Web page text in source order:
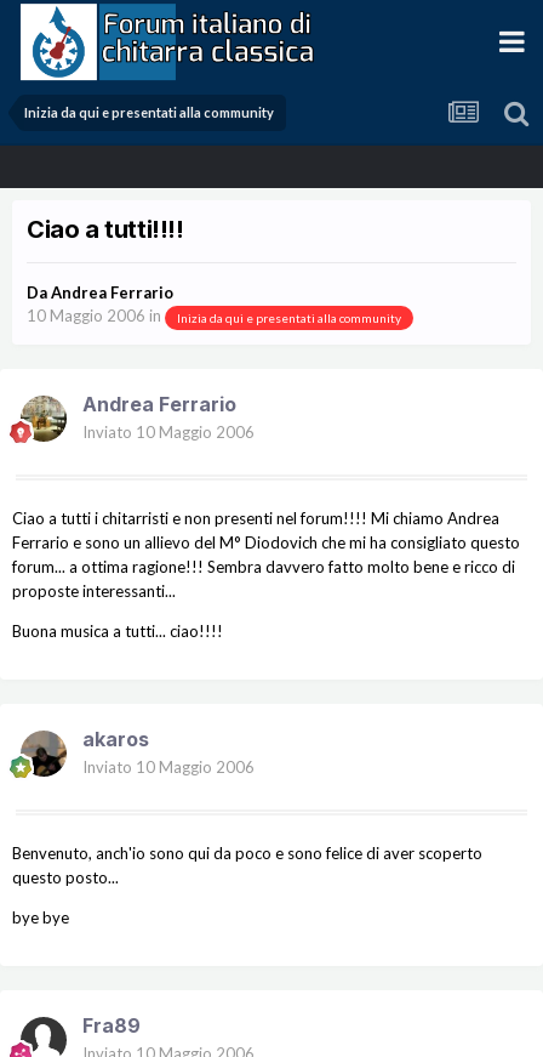
Inizia da qui e presentati alla community
Ciao a tutti!!!!
DaAndrea Ferrario
10 Maggio 2006 in Inizia da qui e presentati alla community
Andrea Ferrario
Inviato 10 Maggio 2006
Ciao a tutti i chitarristi e non presenti nel forum!!!! Mi chiamo Andrea
Ferrario e sono un allievo del M° Diodovich che mi ha consigliato questo
forum... a ottima ragione!!! Sembra davvero fatto molto bene e ricco di
proposte interessanti...
Buona musica a tutti... ciao!!!!
akaros
Inviato 10 Maggio 2006
Benvenuto, anch'io sono qui da poco e sono felice di aver scoperto
questo posto...
bye bye
Fra89